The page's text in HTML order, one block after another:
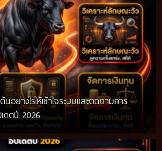
อย่างไรให้เข้าใจระบบและติดตามการ
ดตปี 2026